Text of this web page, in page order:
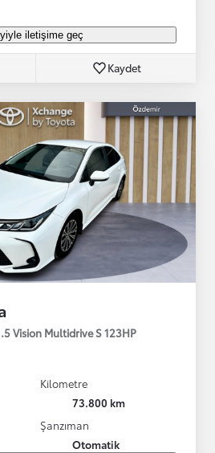
iletişime geç
Kaydet
Vision Multidrive S 123HP
Kilometre
73.800 km
Şanzıman
Otomatik